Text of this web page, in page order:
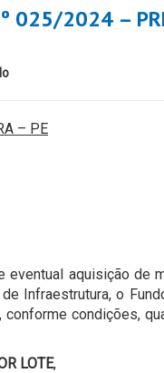
025/2024 –
– PE
eventual aquisição de
Infraestrutura, o
condições,
LOTE,